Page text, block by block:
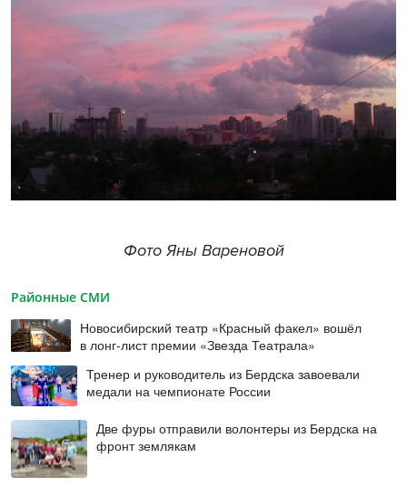
Фото Яны Вареновой
Районные СМИ
Новосибирский театр «Красный факел» вошёл
в лонг-лист премии «Звезда Театрала»
Тренер и руководитель из Бердска завоевали
медали на чемпионате России
Две фуры отправили волонтеры из Бердска на
фронт землякам